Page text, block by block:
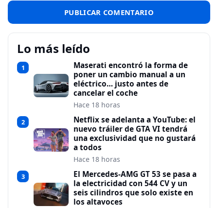
Lo más leído
1
Maserati encontró la forma de
poner un cambio manual a un
eléctrico… justo antes de
cancelar el coche
Hace 18 horas
2
Netflix se adelanta a YouTube: el
nuevo tráiler de GTA VI tendrá
una exclusividad que no gustará
a todos
Hace 18 horas
3
El Mercedes-AMG GT 53 se pasa a
la electricidad con 544 CV y un
seis cilindros que solo existe en
los altavoces